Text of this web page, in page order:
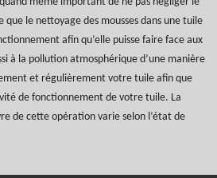
que le nettoyage des mousses dans une tuile
afin qu’elle puisse faire face aux
à la pollution atmosphérique d’une manière
et régulièrement votre tuile afin que
de fonctionnement de votre tuile. La
de cette opération varie selon l’état de